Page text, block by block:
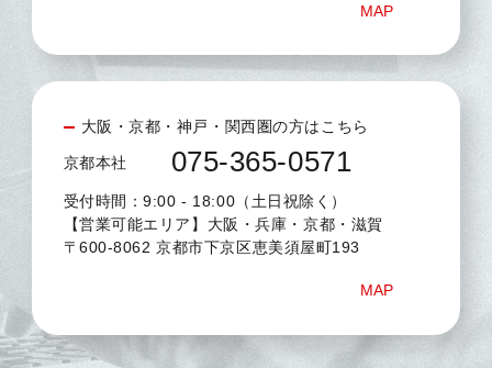
MAP
大阪・京都・神戸・関西圏の方はこちら
京都本社 075-365-0571
受付時間：9:00 - 18:00（土日祝除く）
【営業可能エリア】大阪・兵庫・京都・滋賀
〒600-8062 京都市下京区恵美須屋町193
MAP